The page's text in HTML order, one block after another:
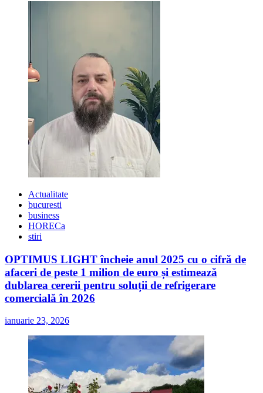
Gerovital
Beauty
Actualitate
bucuresti
business
HORECa
stiri
OPTIMUS LIGHT încheie anul 2025 cu o cifră de
afaceri de peste 1 milion de euro și estimează
dublarea cererii pentru soluții de refrigerare
comercială în 2026
ianuarie 23, 2026